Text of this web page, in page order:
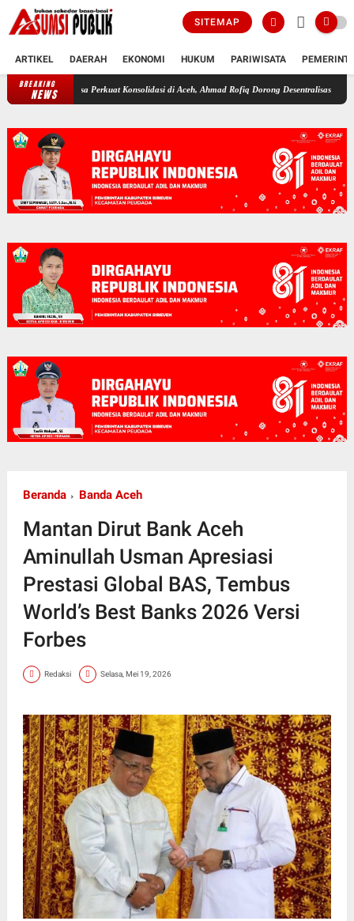
SITEMAP
ARTIKEL DAERAH EKONOMI HUKUM PARIWISATA
BREAKING
NEWS
Bangsa Perkuat Konsolidasi di Aceh, Ahmad Rofiq Dorong Desentralisasi Politik
Beranda Banda Aceh
Mantan Dirut Bank Aceh
Aminullah Usman Apresiasi
Prestasi Global BAS, Tembus
World’s Best Banks 2026 Versi
Forbes
Redaksi Selasa, Mei 19, 2026